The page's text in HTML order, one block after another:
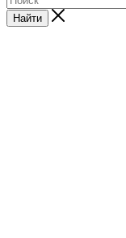
Найти